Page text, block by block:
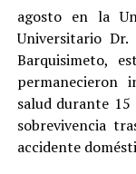
agosto en la
Universitario
Barquisimeto,
permanecieron
salud durante
sobrevivencia
accidente